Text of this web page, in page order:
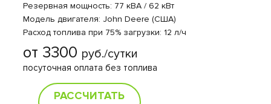
Резервная мощность: 77 кВА / 62 кВт
Модель двигателя: John Deere (США)
Расход топлива при 75% загрузки: 12 л/ч
от 3300 руб./сутки
посуточная оплата без топлива
РАССЧИТАТЬ